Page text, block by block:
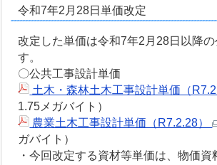
令和7年2月28日単価改定
改定した単価は令和7年2月28日以降の
す。
〇公共工事設計単価
土木・森林土木工事設計単価（
1.75メガバイト）
農業土木工事設計単価（R7.2.28）
ガバイト）
・今回改定する資材等単価は、物価